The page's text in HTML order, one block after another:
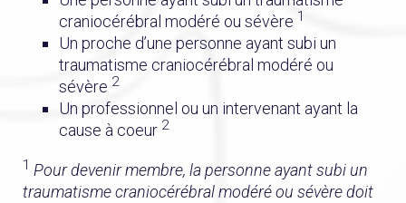
craniocérébral modéré ou sévère 1
Un proche d’une personne ayant subi un
traumatisme craniocérébral modéré ou
sévère 2
Un professionnel ou un intervenant ayant la
cause à coeur 2
1 Pour devenir membre, la personne ayant subi un
traumatisme craniocérébral modéré ou sévère doit